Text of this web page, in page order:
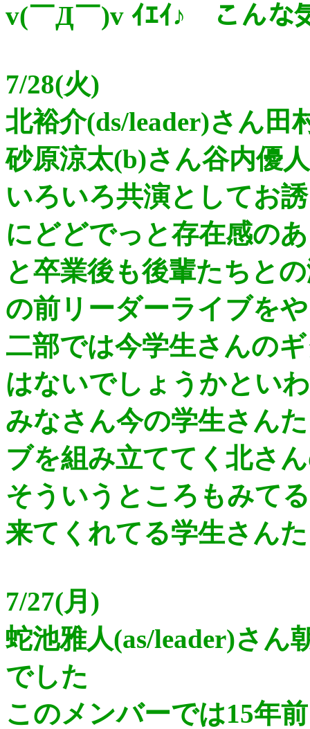
v(￣Д￣)v ｲｴｲ♪ こんな
7/28(火)
北裕介(ds/leader)さん田
砂原涼太(b)さん谷内優
いろいろ共演としてお
にどどでっと存在感の
と卒業後も後輩たちと
の前リーダーライブを
二部では今学生さんの
はないでしょうかとい
みなさん今の学生さん
ブを組み立ててく北さ
そういうところもみて
来てくれてる学生さん
7/27(月)
蛇池雅人(as/leader)さん
でした
このメンバーでは15年